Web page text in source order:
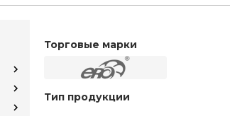
Торговые марки
Тип продукции